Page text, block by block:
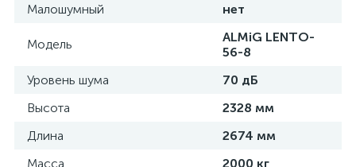
Малошумный
нет
Модель
ALMiG LENTO-
56-8
Уровень шума
70 дБ
Высота
2328 мм
Длина
2674 мм
Масса
2000 кг